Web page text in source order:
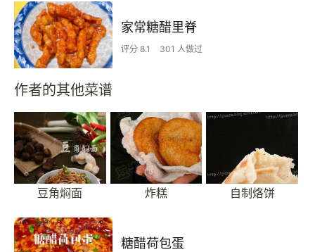
家常糖醋里脊
评分 8.1 301 人做过
作者的其他菜谱
豆角焖面 炸糕 自制烙饼
糖醋荷包蛋